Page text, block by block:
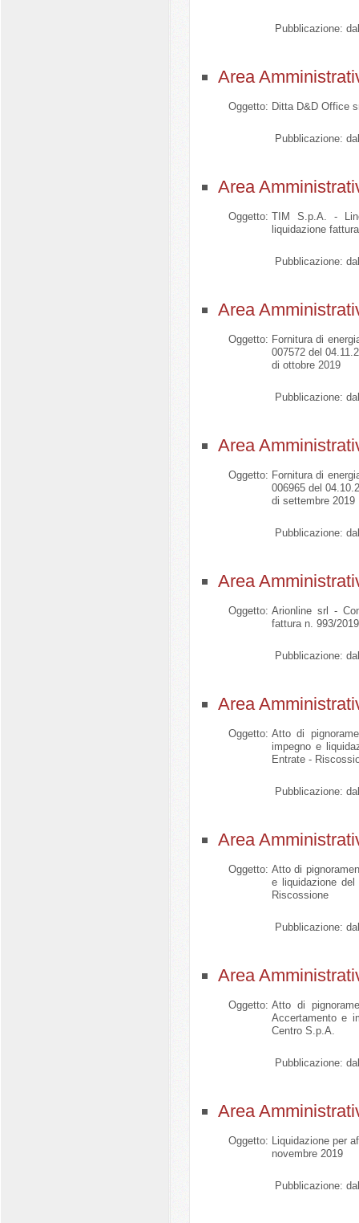
Pubblicazione:
Area
Oggetto: Ditta D&D Office
Pubblicazione:
Area
Oggetto: TIM S.p.A. -
liquidazione
Pubblicazione:
Area
Oggetto: Fornitura di
007572 del
di ottobre 2019
Pubblicazione:
Area
Oggetto: Fornitura di
006965 del
di settembre 2019
Pubblicazione:
Area
Oggetto: Arionline srl -
fattura n. 993/
Pubblicazione:
Area
Oggetto: Atto di
impegno e
Entrate -
Pubblicazione:
Area
Oggetto: Atto di
e liquidazione
Riscossione
Pubblicazione:
Area
Oggetto: Atto di
Accertamento e
Centro S.p.A.
Pubblicazione:
Area
Oggetto: Liquidazione per
novembre 2019
Pubblicazione: